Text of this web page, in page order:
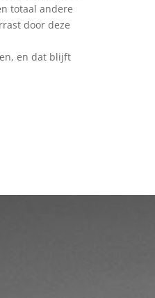
totaal andere
door deze
en dat blijft